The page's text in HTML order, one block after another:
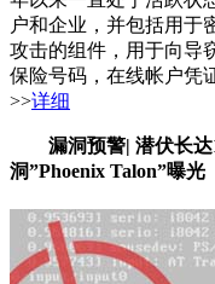
户和企业，并包括用于
攻击的组件，用于向导
保险号码，在线帐户凭
>>详细
漏洞预警| 潜伏长达
洞”Phoenix Talon”曝光